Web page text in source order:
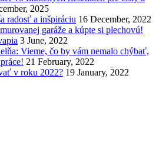
2025
radosť a inšpiráciu 16 December, 2022
garáže a kúpte si plechovú!
3 June, 2022
Vieme, čo by vám nemalo chýbať,
21 February, 2022
v roku 2022? 19 January, 2022